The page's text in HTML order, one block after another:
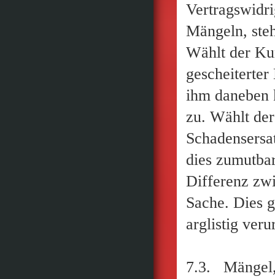
Mängeln,
Wählt der
ihm daneben
zu. Wählt
dies
Differenz
Sache. Dies
arglistig
7.3. Mängel,